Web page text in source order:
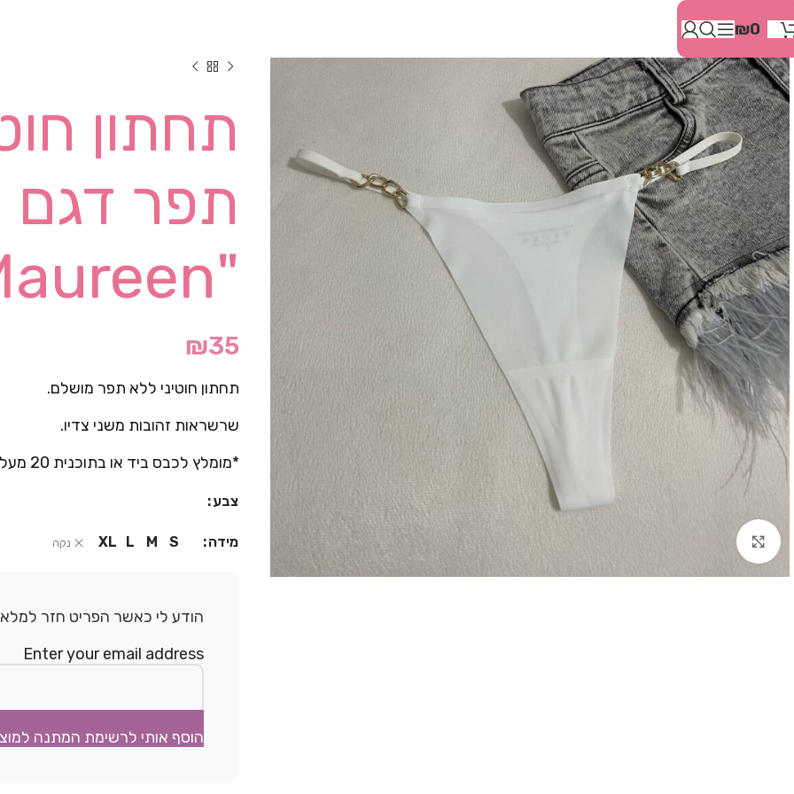
זֶה
מַעֲרֶכֶת
"המרכז
הישראלי
לְהַנְגָּשָׁת
אָתָרִים".
הַמְּסַיַּעַת
לִנְגִישׁוּת
הָאֲתָר.
לִפְתִיחַת
תַּפְרִיט
הֵנְּגִישׁוּת
לְחַץ
ALT+0
₪0
תחתון
תפר דגם
"Maureen"
₪35
תחתון חוטיני ללא תפר מושלם.
שרשראות זהובות משני צדיו.
*מומלץ לכבס ביד או בתוכנית 20 מעלות.
צבע
מידה S
M
L
XL נקה
הודע לי כאשר הפריט חזר
Enter your email address
הוסף אותי לרשימת המתנה